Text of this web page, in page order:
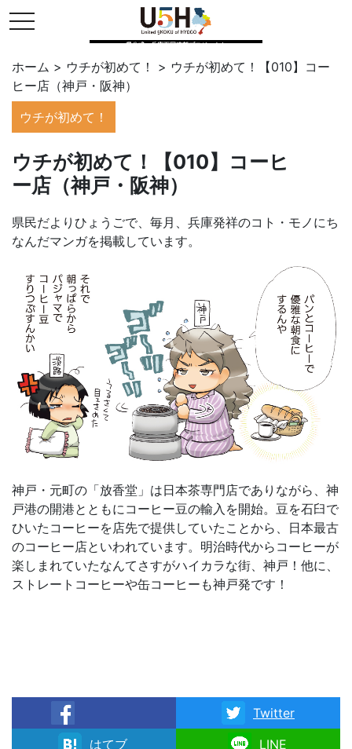
toggle navigation
県公式・兵庫五国連邦プロジェクト
ホーム > ウチが初めて！ > ウチが初めて！【010】コー
ヒー店（神戸・阪神）
ウチが初めて！
ウチが初めて！【010】コーヒ
ー店（神戸・阪神）
県民だよりひょうごで、毎月、兵庫発祥のコト・モノにち
なんだマンガを掲載しています。
神戸・元町の「放香堂」は日本茶専門店でありながら、神
戸港の開港とともにコーヒー豆の輸入を開始。豆を石臼で
ひいたコーヒーを店先で提供していたことから、日本最古
のコーヒー店といわれています。明治時代からコーヒーが
楽しまれていたなんてさすがハイカラな街、神戸！他に、
ストレートコーヒーや缶コーヒーも神戸発です！
facebook
Twitter
はてブ
LINE